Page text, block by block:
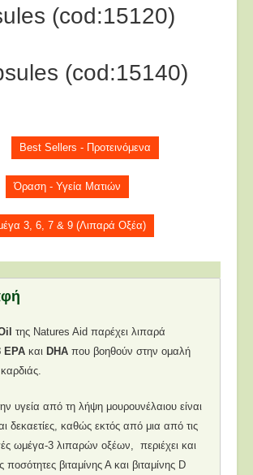
(cod:15120)
(cod:15140)
Best Sellers - Προτεινόμενα
Όραση - Υγεία Ματιών
3, 6, 7 & 9 (Λιπαρά Οξέα)
της Natures Aid παρέχει λιπαρά
EPA και DHA που βοηθούν στην ομαλή
υγεία από τη λήψη μουρουνέλαιου είναι
δεκαετίες, καθώς εκτός από μια από τις
ωμέγα-3 λιπαρών οξέων, περιέχει και
ποσότητες βιταμίνης Α και βιταμίνης D